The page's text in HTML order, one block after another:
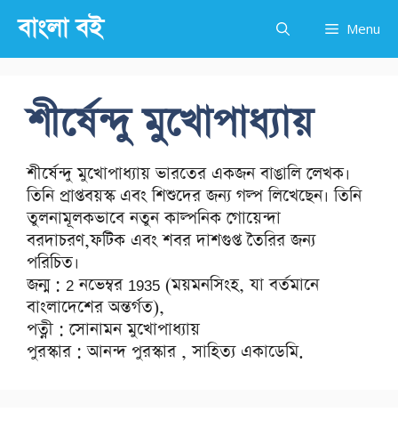
content
বাংলা বই Menu
শীর্ষেন্দু মুখোপাধ্যায়
শীর্ষেন্দু মুখোপাধ্যায় ভারতের একজন বাঙালি লেখক।
তিনি প্রাপ্তবয়স্ক এবং শিশুদের জন্য গল্প লিখেছেন। তিনি
তুলনামূলকভাবে নতুন কাল্পনিক গোয়েন্দা
বরদাচরণ,ফটিক এবং শবর দাশগুপ্ত তৈরির জন্য
পরিচিত।
জন্ম : 2 নভেম্বর 1935 (ময়মনসিংহ, যা বর্তমানে
বাংলাদেশের অন্তর্গত),
পত্নী : সোনামন মুখোপাধ্যায়
পুরস্কার : আনন্দ পুরস্কার , সাহিত্য একাডেমি.